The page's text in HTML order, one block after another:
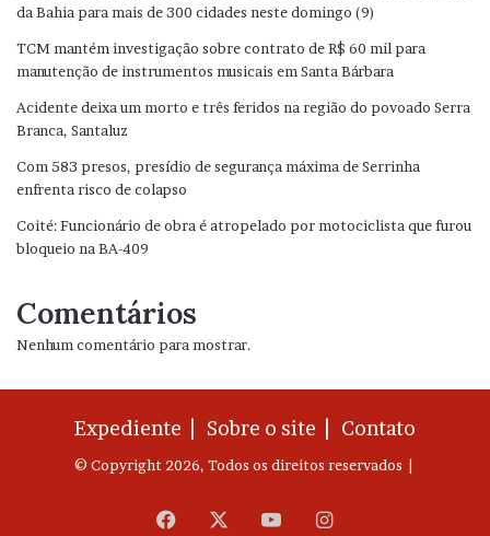
da Bahia para mais de 300 cidades neste domingo (9)
TCM mantém investigação sobre contrato de R$ 60 mil para
manutenção de instrumentos musicais em Santa Bárbara
Acidente deixa um morto e três feridos na região do povoado Serra
Branca, Santaluz
Com 583 presos, presídio de segurança máxima de Serrinha
enfrenta risco de colapso
Coité: Funcionário de obra é atropelado por motociclista que furou
bloqueio na BA-409
Comentários
Nenhum comentário para mostrar.
Expediente | Sobre o site | Contato
© Copyright 2026, Todos os direitos reservados |
Facebook YouTubeInstagram